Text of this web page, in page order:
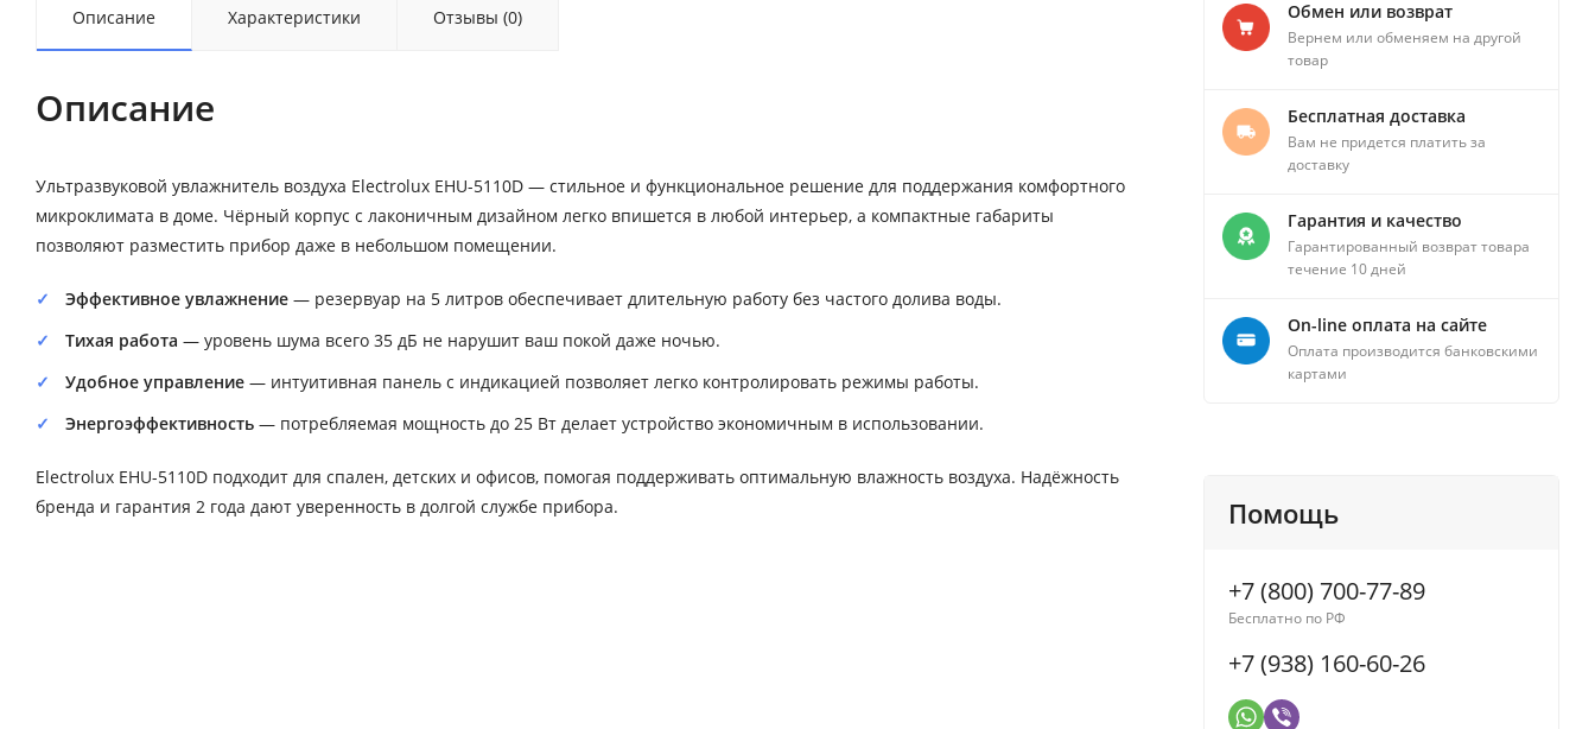
Описание Характеристики Отзывы (0)
Описание
Ультразвуковой увлажнитель воздуха Electrolux EHU-5110D — стильное и функциональное решение для поддержания комфортного
микроклимата в доме. Чёрный корпус с лаконичным дизайном легко впишется в любой интерьер, а компактные габариты
позволяют разместить прибор даже в небольшом помещении.
Эффективное увлажнение — резервуар на 5 литров обеспечивает длительную работу без частого долива воды.
Тихая работа — уровень шума всего 35 дБ не нарушит ваш покой даже ночью.
Удобное управление — интуитивная панель с индикацией позволяет легко контролировать режимы работы.
Энергоэффективность — потребляемая мощность до 25 Вт делает устройство экономичным в использовании.
Electrolux EHU-5110D подходит для спален, детских и офисов, помогая поддерживать оптимальную влажность воздуха. Надёжность
бренда и гарантия 2 года дают уверенность в долгой службе прибора.
Обмен или возврат
Вернем или обменяем на другой
товар
Бесплатная доставка
Вам не придется платить за
доставку
Гарантия и качество
Гарантированный возврат товара
течение 10 дней
On-line оплата на сайте
Оплата производится банковскими
картами
Помощь
+7 (800) 700-77-89
Бесплатно по РФ
+7 (938) 160-60-26